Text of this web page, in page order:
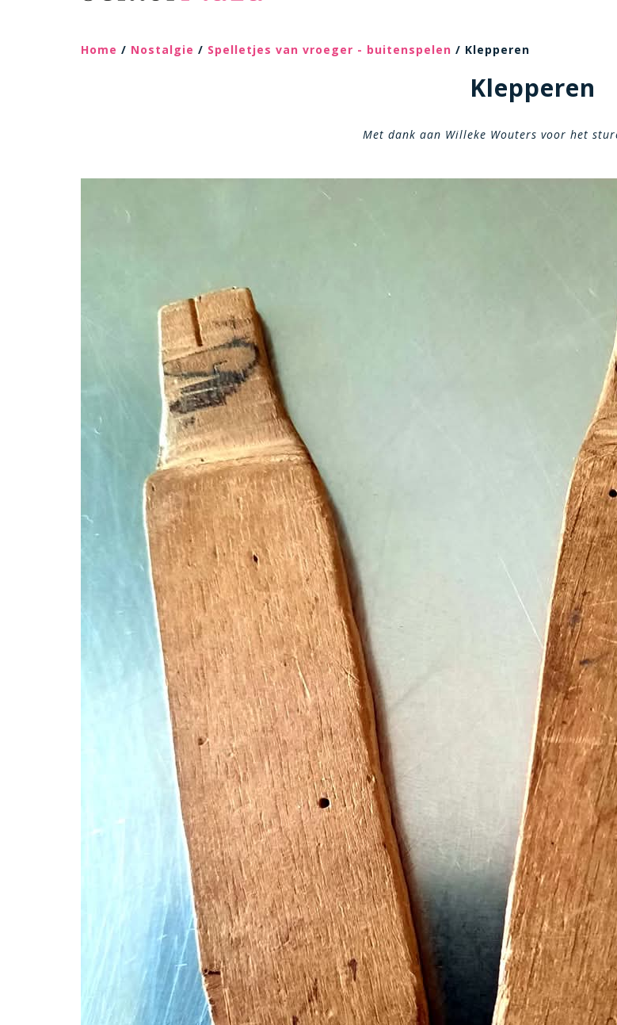
Home / Nostalgie / Spelletjes van vroeger - buitenspelen / Klepperen
Klepperen
Met dank aan Willeke Wouters voor het